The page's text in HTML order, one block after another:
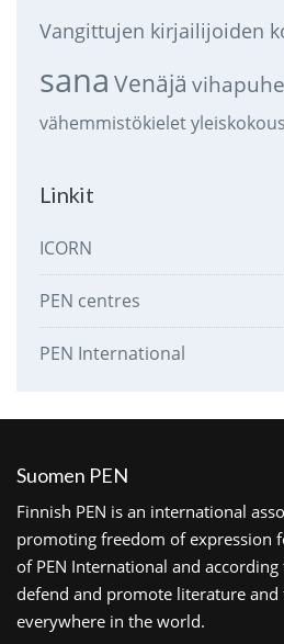
Vangittujen kirjailijoiden
sana Venäjä vihapuhe
vähemmistökieletyleiskokous
Linkit
ICORN
PEN centres
PEN International
Suomen PEN
Finnish PEN is an international
promoting freedom of expression
of PEN International and
defend and promote literature
everywhere in the world.